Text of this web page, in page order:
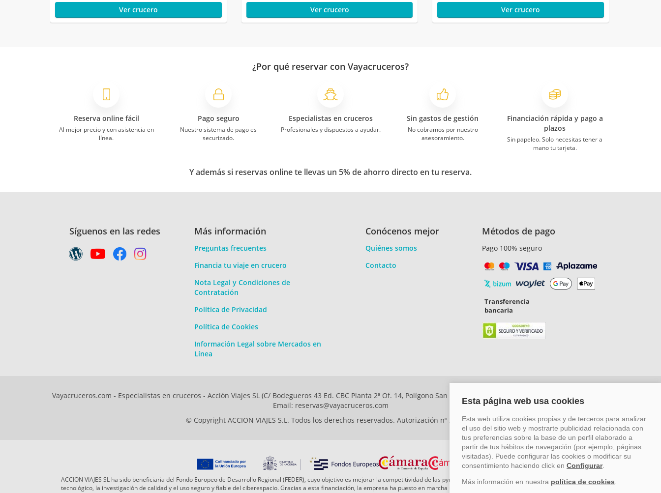
Ver crucero Ver crucero Ver crucero
¿Por qué reservar con Vayacruceros?
Reserva online fácil
Al mejor precio y con asistencia en
línea.
Pago seguro
Nuestro sistema de pago es
securizado.
Especialistas en cruceros
Profesionales y dispuestos a ayudar.
Sin gastos de gestión
No cobramos por nuestro
asesoramiento.
Financiación rápida y pago a
plazos
Sin papeleo. Solo necesitas tener a
mano tu tarjeta.
Y además si reservas online te llevas un 5% de ahorro directo en tu reserva.
Síguenos en las redes Más información
Preguntas frecuentes
Financia tu viaje en crucero
Nota Legal y Condiciones de
Contratación
Política de Privacidad
Política de Cookies
Información Legal sobre Mercados en
Línea
Conócenos mejor
Quiénes somos
Contacto
Métodos de pago
Pago 100% seguro
Transferencia
bancaria
Vayacruceros.com - Especialistas en cruceros - Acción Viajes SL (C/ Bodegueros 43 Ed. CBC Planta 2ª Of. 14, Polígono San Rafael, Málaga. CP: 29006) Tel: +34 917 815 555 -
Email: reservas@vayacruceros.com
© Copyright ACCION VIAJES S.L. Todos los derechos reservados. Autorización nº 29780-2
ACCION VIAJES SL ha sido beneficiaria del Fondo Europeo de Desarrollo Regional (FEDER), cuyo objetivo es mejorar la competitividad de las pymes mediante el impulso de la innovación, el desarrollo
tecnológico, la investigación de calidad y el uso seguro y fiable del ciberespacio. Gracias a esta financiación, la empresa ha puesto en marcha un Plan de Acción durante el año 2026 para reforzar su